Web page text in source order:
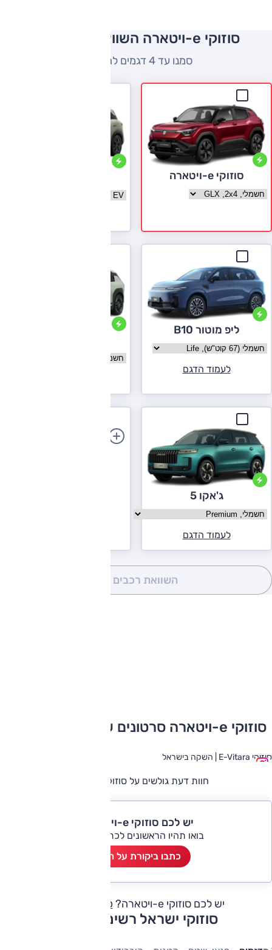
סוזוקי e-ויטארה השוואה למתחרים
סמנו עד 4 דגמים להשוואה
סוזוקי e-ויטארה
בחר גרסה סוזוקי e-ויטארה
בחר גרסה BYD אטו 2
ליפ מוטור B10
בחר גרסה ליפ מוטור B10
לעמוד הדגם
בחר גרסה קיה EV3
ג'אקו 5
בחר גרסה ג'אקו 5
לעמוד הדגם
השוואת רכבים
סוזוקי e-ויטארה סרטונים שלא תרצו לפספס
סוזוקי E-Vitara | השקה בישראל
חוות דעת גולשים על סוזוקי e-ויטארה
יש לכם סוזוקי e-ויטארה?
בואו תהיו הראשונים לכתוב ביקורת
כתבו ביקורת על הרכב
יש לכם סוזוקי e-ויטארה? כתבו חוות דעת
סוזוקי ישראל רשימת דגמים